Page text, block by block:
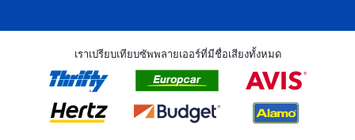
เราเปรียบเทียบซัพพลายเออร์ที่มีชื่อเสียงทั้งหมด